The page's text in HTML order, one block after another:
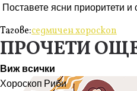
Поставете ясни приоритети и
Тагове:седмичен хороскоп
ПРОЧЕТИ
Виж всички
Хороскоп Риби